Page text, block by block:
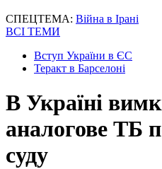
СПЕЦТЕМА: Війна в Ірані
ВСІ ТЕМИ
Вступ України в ЄС
Теракт в Барселоні
В Україні
аналогове ТБ
суду